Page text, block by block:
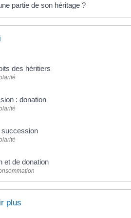
partie de son héritage ?
des héritiers
: donation
succession
et de donation
plus